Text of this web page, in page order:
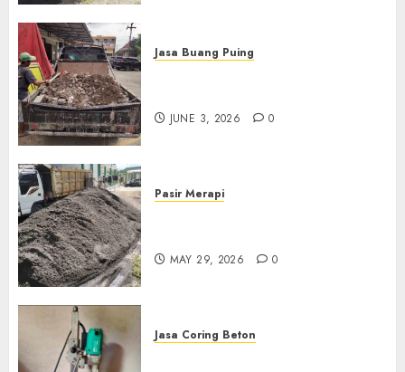
Jasa Buang Puing
JUNE 3, 2026 0
Pasir Merapi
MAY 29, 2026 0
Jasa Coring Beton